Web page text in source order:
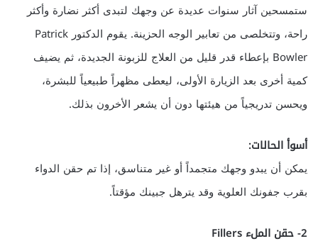
ستمسحين آثار سنوات عديدة عن وجهك لتبدى أكثر نضارة وأكثر
راحة، وتتخلصى من تعابير الوجه الحزينة. يقوم الدكتور Patrick
Bowler بإعطاء قدر قليل من العلاج للزبونة الجديدة، ثم يضيف
كمية أخرى بعد الزيارة الأولى، ليعطى مظهراً طبيعياً للبشرة،
ويحسن تدريجياً من هيئتها دون أن يشعر الأخرون بذلك.
أسوأ الحالات:
يمكن أن يبدو وجهك متجمداً أو غير متناسق، إذا تم حقن الدواء
بقرب جفونك العلوية وقد يترهل جبينك مؤقتاً.
2- حقن الملء Fillers